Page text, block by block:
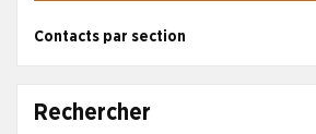
Contacts par section
Rechercher